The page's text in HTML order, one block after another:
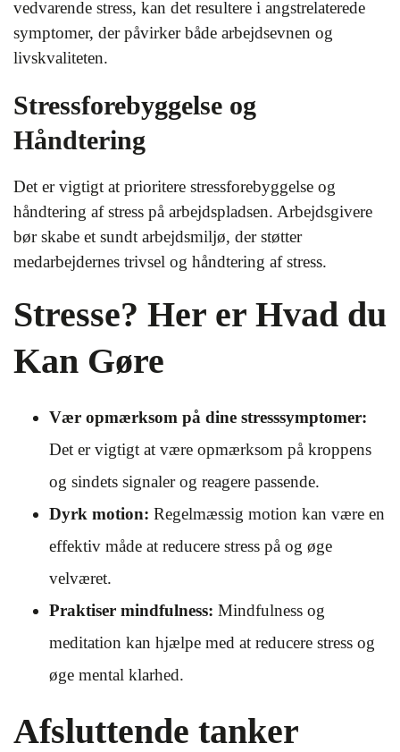
vedvarende stress, kan det resultere i angstrelaterede
symptomer, der påvirker både arbejdsevnen og
livskvaliteten.
Stressforebyggelse og
Håndtering
Det er vigtigt at prioritere stressforebyggelse og
håndtering af stress på arbejdspladsen. Arbejdsgivere
bør skabe et sundt arbejdsmiljø, der støtter
medarbejdernes trivsel og håndtering af stress.
Stresse? Her er Hvad du
Kan Gøre
Vær opmærksom på dine stresssymptomer:
Det er vigtigt at være opmærksom på kroppens
og sindets signaler og reagere passende.
Dyrk motion: Regelmæssig motion kan være en
effektiv måde at reducere stress på og øge
velværet.
Praktiser mindfulness: Mindfulness og
meditation kan hjælpe med at reducere stress og
øge mental klarhed.
Afsluttende tanker